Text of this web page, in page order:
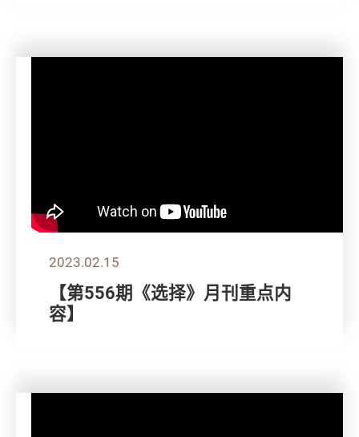
2023.02.15
【第556期《选择》月刊重点内
容】